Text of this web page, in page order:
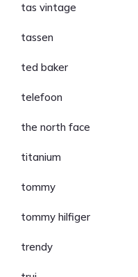
tas vintage
tassen
ted baker
telefoon
the north face
titanium
tommy
tommy hilfiger
trendy